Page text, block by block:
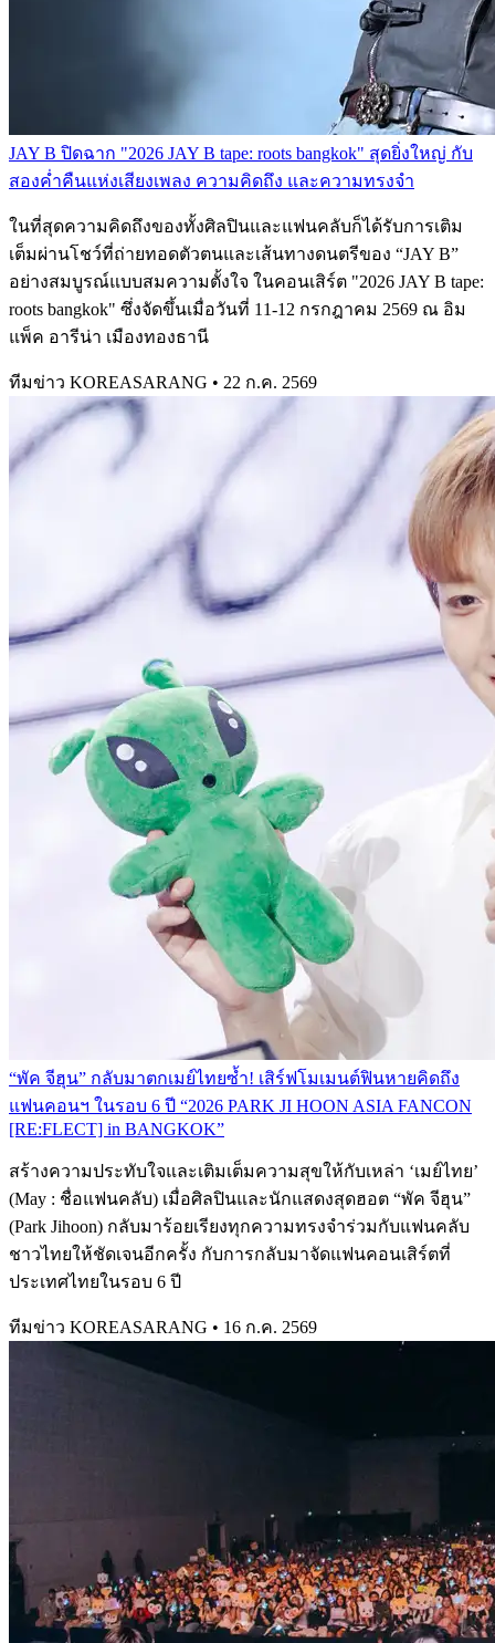
JAY B ปิดฉาก "2026 JAY B tape: roots bangkok" สุดยิ่งใหญ่ กับ
สองค่ำคืนแห่งเสียงเพลง ความคิดถึง และความทรงจำ
ในที่สุดความคิดถึงของทั้งศิลปินและแฟนคลับก็ได้รับการเติม
เต็มผ่านโชว์ที่ถ่ายทอดตัวตนและเส้นทางดนตรีของ “JAY B”
อย่างสมบูรณ์แบบสมความตั้งใจ ในคอนเสิร์ต "2026 JAY B tape:
roots bangkok" ซึ่งจัดขึ้นเมื่อวันที่ 11-12 กรกฎาคม 2569 ณ อิม
แพ็ค อารีน่า เมืองทองธานี
ทีมข่าว KOREASARANG • 22 ก.ค. 2569
“พัค จีฮุน” กลับมาตกเมย์ไทยซ้ำ! เสิร์ฟโมเมนต์ฟินหายคิดถึง
แฟนคอนฯ ในรอบ 6 ปี “2026 PARK JI HOON ASIA FANCON
[RE:FLECT] in BANGKOK”
สร้างความประทับใจและเติมเต็มความสุขให้กับเหล่า ‘เมย์ไทย’
(May : ชื่อแฟนคลับ) เมื่อศิลปินและนักแสดงสุดฮอต “พัค จีฮุน”
(Park Jihoon) กลับมาร้อยเรียงทุกความทรงจำร่วมกับแฟนคลับ
ชาวไทยให้ชัดเจนอีกครั้ง กับการกลับมาจัดแฟนคอนเสิร์ตที่
ประเทศไทยในรอบ 6 ปี
ทีมข่าว KOREASARANG • 16 ก.ค. 2569